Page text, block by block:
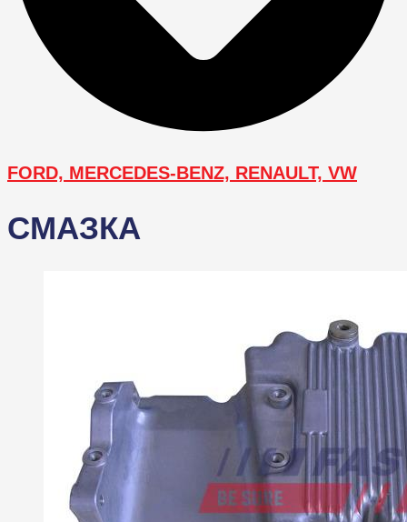
FORD, MERCEDES-BENZ, RENAULT, VW
СМАЗКА